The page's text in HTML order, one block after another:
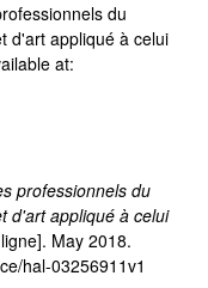
du
d'art appliqué à celui
at:
professionnels du
d'art appliqué à celui
May 2018.
hal-03256911v1